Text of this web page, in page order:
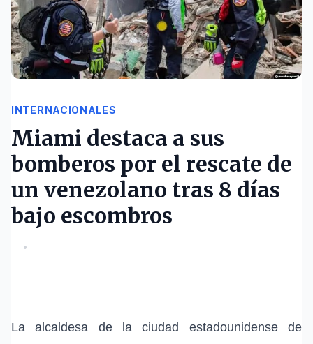
INTERNACIONALES
Miami destaca a sus
bomberos por el rescate de
un venezolano tras 8 días
bajo escombros
•
La alcaldesa de la ciudad estadounidense de